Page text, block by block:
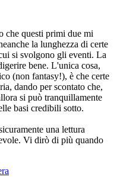
che questi primi due mi
la lunghezza di certe
si svolgono gli eventi. La
bene. L'unica cosa,
(non fantasy!), è che certe
dando per scontato che,
si può tranquillamente
basi credibili sotto.
una lettura
Vi dirò di più quando